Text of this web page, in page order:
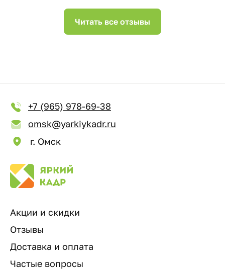
Читать все отзывы
+7 (965) 978-69-38
omsk@yarkiykadr.ru
г. Омск
Акции и скидки
Отзывы
Доставка и оплата
Частые вопросы